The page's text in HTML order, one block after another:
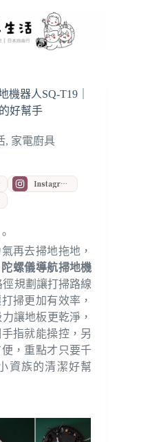
機器人SQ-T19｜
好幫手
, 家電廚具
Instagram
再去掃地拖地，
螺儀導航掃地機
徑規劃讓打掃路線
掃更加有效率，
讓地板更乾淨，
指就能操控，另
，重點才只要千
資族的清潔好幫